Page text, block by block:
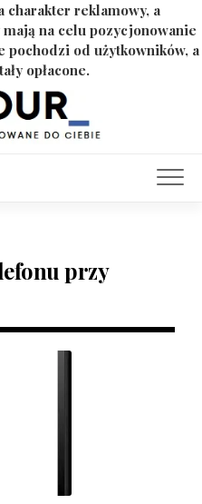
charakter reklamowy, a
na celu pozycjonowanie
pochodzi od użytkowników, a
opłacone.
przy